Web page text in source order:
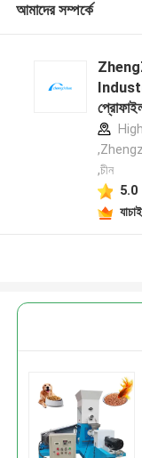
আমাদের সম্পর্কে
,চীন
5.0